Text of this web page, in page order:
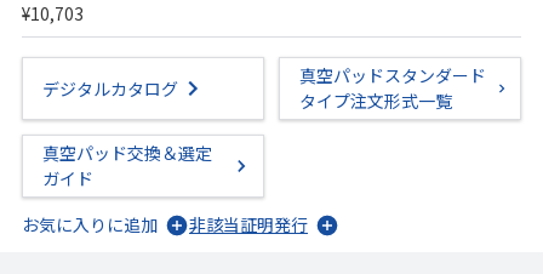
¥10,703
デジタルカタログ
真空パッドスタンダード
タイプ注文形式一覧
真空パッド交換＆選定
ガイド
お気に入りに追加
非該当証明発行